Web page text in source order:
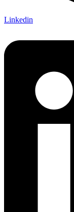
Linkedin